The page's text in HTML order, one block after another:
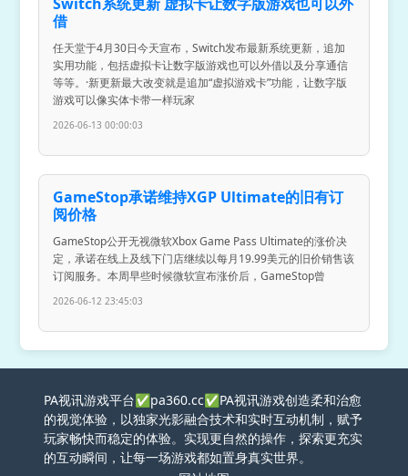
借
任天堂于4月30日今天宣布，Switch发布最新系统更新，追加
实用功能，包括虚拟卡让数字版游戏也可以外借以及分享通信
等等。·新更新最大改变就是追加“虚拟游戏卡”功能，让数字版
游戏可以像实体卡带一样玩家
2026-06-13 00:00:03
GameStop承诺维持XGP Ultimate的旧有订
阅价格
GameStop公开无视微软Xbox Game Pass Ultimate的涨价决
定，承诺在线上及线下门店继续以每月19.99美元的旧价销售该
订阅服务。本周早些时候微软宣布涨价后，GameStop曾
2026-06-12 23:45:03
PA视讯游戏平台✅pa360.cc✅PA视讯游戏创造柔和治愈
的视觉体验，以独家光影融合技术和实时互动机制，赋予
玩家畅快而稳定的体验。实现更自然的操作，探索更充实
的互动瞬间，让每一场游戏都如置身真实世界。